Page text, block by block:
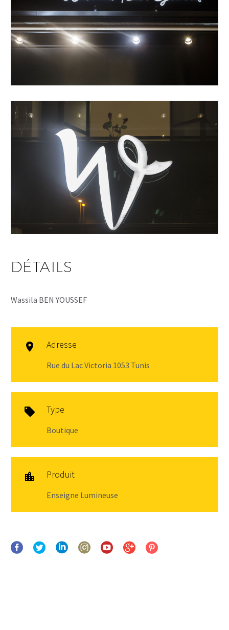
DÉTAILS
Wassila BEN YOUSSEF
 Adresse
Rue du Lac Victoria 1053 Tunis
 Type
Boutique
 Produit
Enseigne Lumineuse